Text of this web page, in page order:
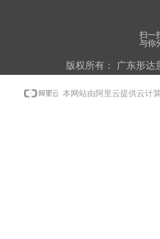
版权所有： 广东形达
扫一
与你
本网站由阿里云提供云计